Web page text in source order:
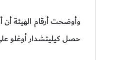
حصل كيليتشدار أوغلو على أكثر